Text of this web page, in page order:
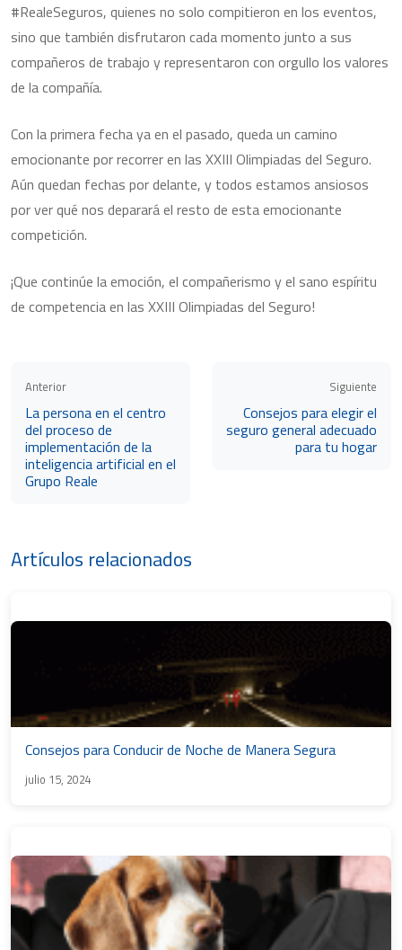
#RealeSeguros, quienes no solo compitieron en los eventos,
sino que también disfrutaron cada momento junto a sus
compañeros de trabajo y representaron con orgullo los valores
de la compañía.
Con la primera fecha ya en el pasado, queda un camino
emocionante por recorrer en las XXIII Olimpiadas del Seguro.
Aún quedan fechas por delante, y todos estamos ansiosos
por ver qué nos deparará el resto de esta emocionante
competición.
¡Que continúe la emoción, el compañerismo y el sano espíritu
de competencia en las XXIII Olimpiadas del Seguro!
Anterior
La persona en el centro
del proceso de
implementación de la
inteligencia artificial en el
Grupo Reale
Siguiente
Consejos para elegir el
seguro general adecuado
para tu hogar
Artículos relacionados
Consejos para Conducir de Noche de Manera Segura
julio 15, 2024